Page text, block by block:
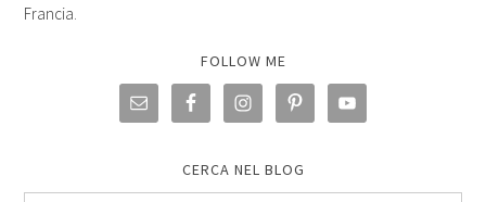
Francia.
FOLLOW ME
CERCA NEL BLOG